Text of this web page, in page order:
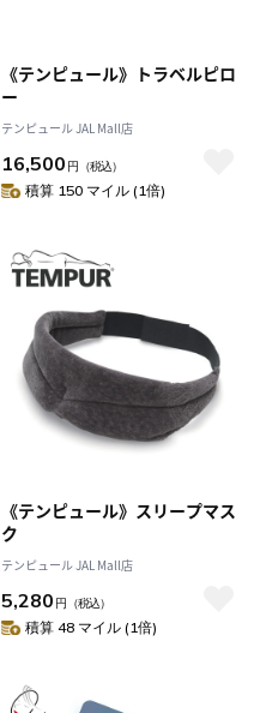
《テンピュール》トラベルピロ
ー
テンピュール JAL Mall店
16,500 円 （税込）
積算 150 マイル (1倍)
《テンピュール》スリープマス
ク
テンピュール JAL Mall店
5,280 円 （税込）
積算 48 マイル (1倍)